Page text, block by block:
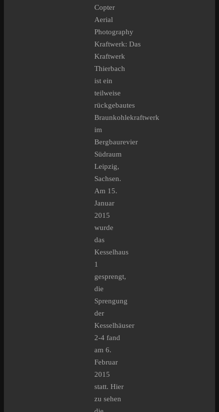
Copter
Aerial
Photography
Kraftwerk: Das
Kraftwerk
Thierbach
ist ein
teilweise
rückgebautes
Braunkohlekraftwerk
im
Bergbaurevier
Südraum
Leipzig,
Sachsen.
Am 15.
Januar
2015
wurde
das
Kesselhaus
1
gesprengt,
die
Sprengung
der
Kesselhäuser
2-4 fand
am 6.
Februar
2015
statt. Hier
zu sehen